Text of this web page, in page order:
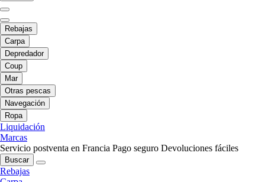
Rebajas
Carpa
Depredador
Coup
Mar
Otras pescas
Navegación
Ropa
Liquidación
Marcas
Servicio postventa en Francia Pago seguro Devoluciones fáciles
Buscar
Rebajas